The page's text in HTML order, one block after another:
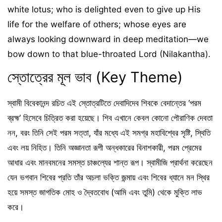
white lotus; who is delighted even to give up His
life for the welfare of others; whose eyes are
always looking downward in deep meditation—we
bow down to that blue-throated Lord (Nilakantha).
স্তোত্রের মূল ভাব (Key Theme)
স্বামী বিবেকানন্দ রচিত এই স্তোত্রটিতে দেবাদিদেব শিবকে বেদান্তের ‘পরম
ব্রহ্ম’ হিসেবে চিত্রিত করা হয়েছে। শিব এখানে কেবল কোনো পৌরাণিক দেবতা
নন, বরং তিনি সেই পরম সত্তা, যাঁর মধ্যে এই সমগ্র মহাবিশ্বের সৃষ্টি, স্থিতি
এবং লয় নিহিত। তিনি অজ্ঞানতা রূপী অন্ধকারের বিনাশকারী, পরম প্রেমের
আধার এবং মানবমনের সমস্ত চাঞ্চল্যের শান্ত রূপ। স্বামীজি প্রার্থনা করেছেন
যেন ভগবান শিবের প্রতি তাঁর অচলা ভক্তি জন্মায় এবং শিবের ধ্যানে মন স্থির
হয়ে সমস্ত জাগতিক মোহ ও দ্বৈতবোধ (আমি এবং তুমি) থেকে মুক্তি লাভ
করে।